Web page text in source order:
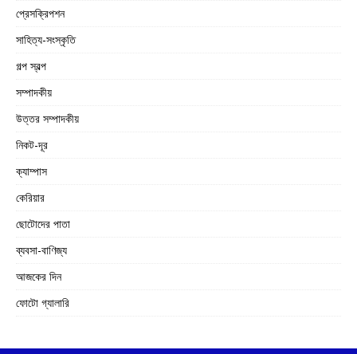
প্রেসক্রিপশন
সাহিত্য-সংস্কৃতি
গল্প স্বল্প
সম্পাদকীয়
উত্তর সম্পাদকীয়
নিকট-দূর
ক্যাম্পাস
কেরিয়ার
ছোটোদের পাতা
ব্যবসা-বাণিজ্য
আজকের দিন
ফোটো গ্যালারি